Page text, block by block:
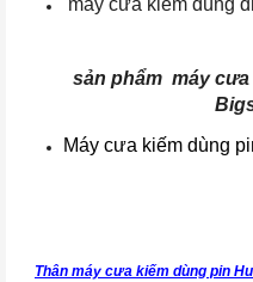
máy cưa kiếm dùng
sản phẩm máy
Máy cưa kiếm dùng
Thân máy cưa kiếm dùng pin